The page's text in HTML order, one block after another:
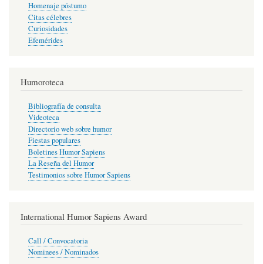
Homenaje póstumo
Citas célebres
Curiosidades
Efemérides
Humoroteca
Bibliografía de consulta
Videoteca
Directorio web sobre humor
Fiestas populares
Boletines Humor Sapiens
La Reseña del Humor
Testimonios sobre Humor Sapiens
International Humor Sapiens Award
Call / Convocatoria
Nominees / Nominados